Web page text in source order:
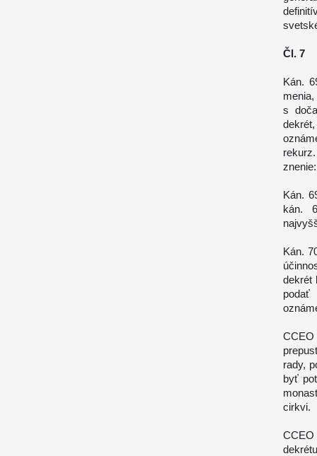
Čl. 7
Kán.
s
Kán.
kán.
Kán.
dekrét
podať
CCEO
rady,
byť
cirkvi.